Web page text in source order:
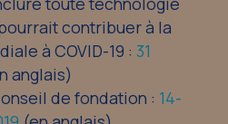
contribuer à la
à COVID-19 : 31
anglais)
de fondation : 14-